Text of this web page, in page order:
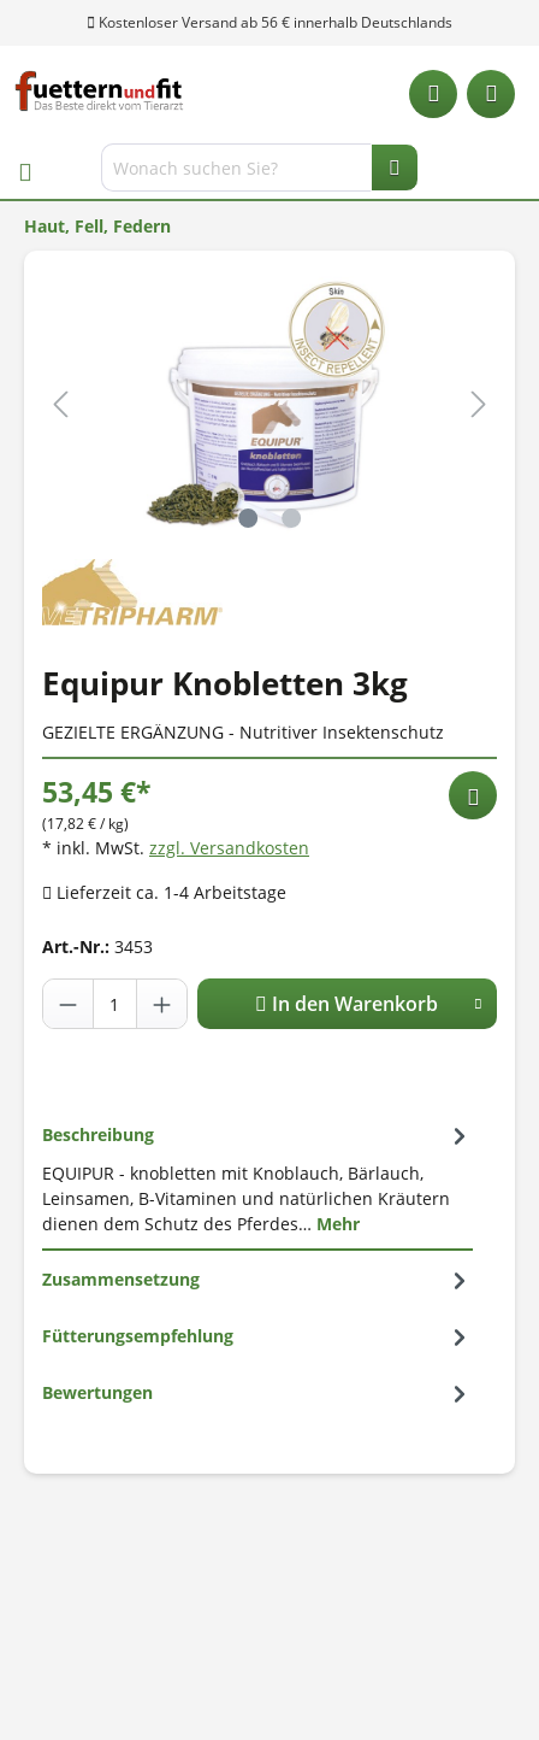
Kostenloser Versand ab 56 € innerhalb Deutschlands
Haut, Fell, Federn
Equipur Knobletten 3kg
GEZIELTE ERGÄNZUNG - Nutritiver Insektenschutz
53,45 €*
(17,82 € / kg)
* inkl. MwSt. zzgl. Versandkosten
Lieferzeit ca. 1-4 Arbeitstage
Art.-Nr.: 3453
In den Warenkorb
Beschreibung
EQUIPUR - knobletten mit Knoblauch, Bärlauch,
Leinsamen, B-Vitaminen und natürlichen Kräutern
dienen dem Schutz des Pferdes… Mehr
Zusammensetzung
Fütterungsempfehlung
Bewertungen